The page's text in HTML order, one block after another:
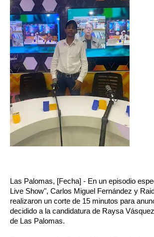
Las Palomas, [Fecha] - En un episodio
Live Show", Carlos Miguel Fernández y
realizaron un corte de 15 minutos para
decidido a la candidatura de Raysa
de Las Palomas.